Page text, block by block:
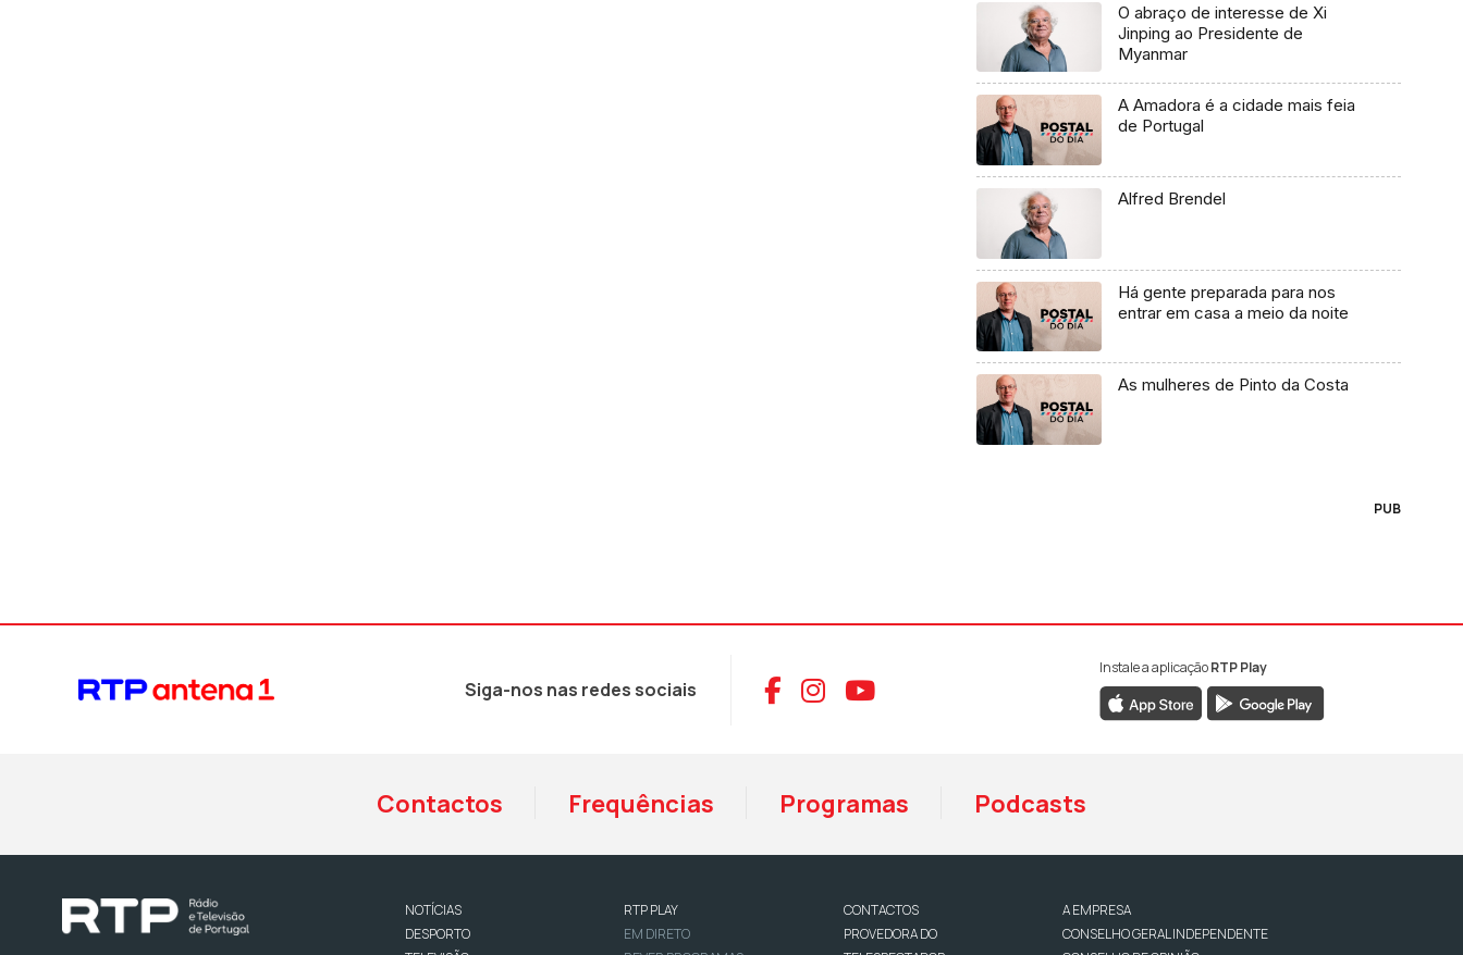
O abraço de interesse de Xi
Jinping ao Presidente de
Myanmar
A Amadora é a cidade mais feia
de Portugal
Alfred Brendel
Há gente preparada para nos
entrar em casa a meio da noite
As mulheres de Pinto da Costa
PUB
Siga-nos nas redes sociais Aceder ao Facebook da RTP Antena 1
Aceder ao Instagram da RTP Antena 1
Aceder ao YouTube da RTP Antena 1
Instale a aplicaçãoRTP Play
Contactos Frequências Programas Podcasts
NOTÍCIAS
DESPORTO
RTP PLAY
EM DIRETO
CONTACTOS
PROVEDORA DO
A EMPRESA
CONSELHO GERAL INDEPENDENTE